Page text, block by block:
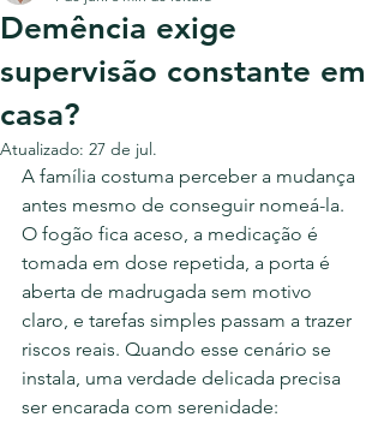
Demência exige
supervisão constante em
casa?
Atualizado: 27 de jul.
A família costuma perceber a mudança
antes mesmo de conseguir nomeá-la.
O fogão fica aceso, a medicação é
tomada em dose repetida, a porta é
aberta de madrugada sem motivo
claro, e tarefas simples passam a trazer
riscos reais. Quando esse cenário se
instala, uma verdade delicada precisa
ser encarada com serenidade: